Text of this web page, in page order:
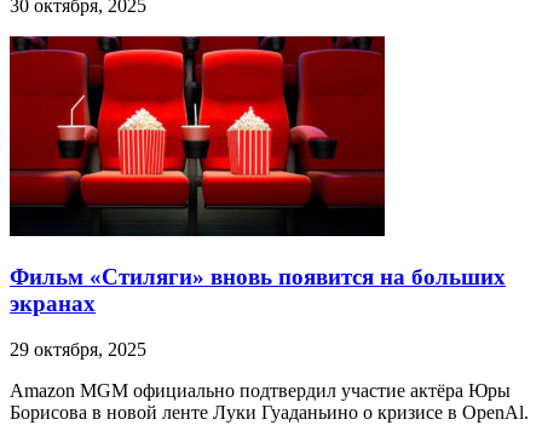
30 октября, 2025
Фильм «Стиляги» вновь появится на больших
экранах
29 октября, 2025
Amazon MGM официально подтвердил участие актёра Юры
Борисова в новой ленте Луки Гуаданьино о кризисе в OpenAl.